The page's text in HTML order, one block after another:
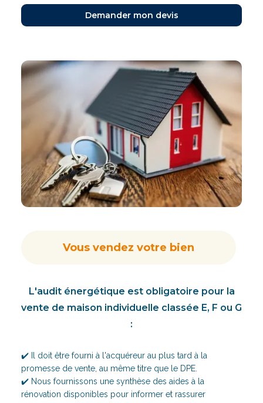
Demander mon devis
Vous vendez votre bien
L'audit énergétique est obligatoire pour la
vente de maison individuelle classée E, F ou G
:
✔️ Il doit être fourni à l'acquéreur au plus tard à la
promesse de vente, au même titre que le DPE.
✔️ Nous fournissons une synthèse des aides à la
rénovation disponibles pour informer et rassurer